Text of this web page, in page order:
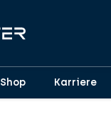
Shop Karriere